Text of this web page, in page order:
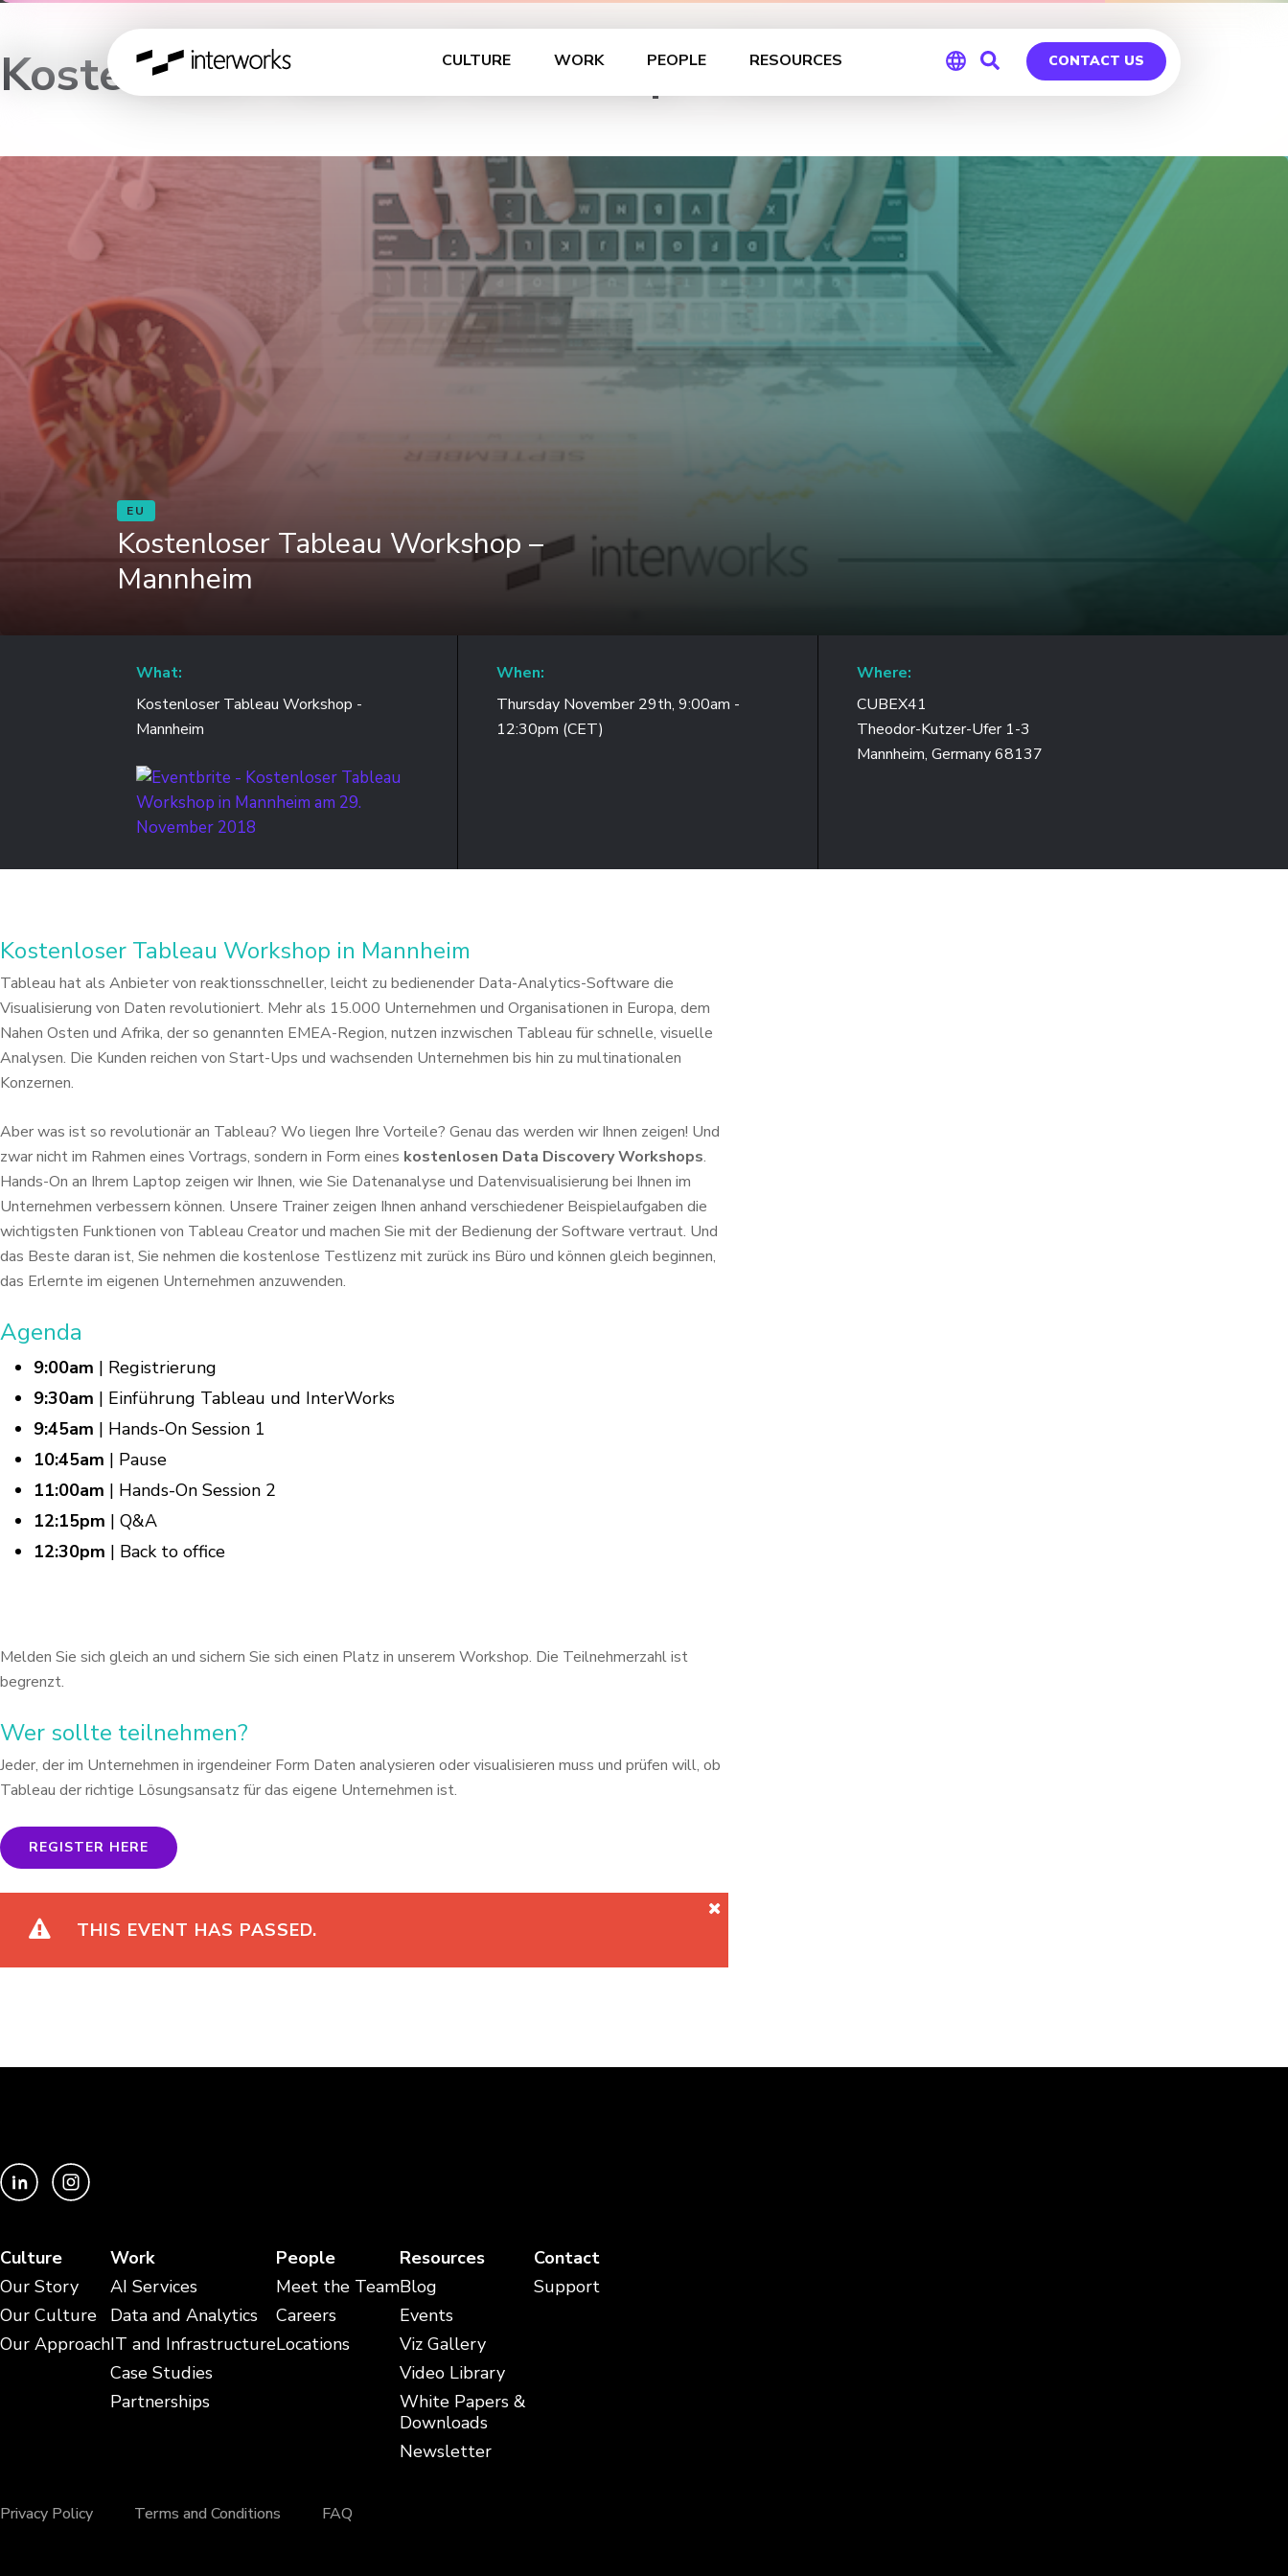
CULTURE WORK PEOPLE RESOURCES CONTACT US
Kostenloser Tableau Workshop – Mannheim
EU
Kostenloser Tableau Workshop –
Mannheim
What:
Kostenloser Tableau Workshop -
Mannheim
When:
Thursday November 29th, 9:00am -
12:30pm (CET)
Where:
CUBEX41
Theodor-Kutzer-Ufer 1-3
Mannheim, Germany 68137
Kostenloser Tableau Workshop in Mannheim
Tableau hat als Anbieter von reaktionsschneller, leicht zu bedienender Data-Analytics-Software die
Visualisierung von Daten revolutioniert. Mehr als 15.000 Unternehmen und Organisationen in Europa, dem
Nahen Osten und Afrika, der so genannten EMEA-Region, nutzen inzwischen Tableau für schnelle, visuelle
Analysen. Die Kunden reichen von Start-Ups und wachsenden Unternehmen bis hin zu multinationalen
Konzernen.
Aber was ist so revolutionär an Tableau? Wo liegen Ihre Vorteile? Genau das werden wir Ihnen zeigen! Und
zwar nicht im Rahmen eines Vortrags, sondern in Form eines kostenlosen Data Discovery Workshops.
Hands-On an Ihrem Laptop zeigen wir Ihnen, wie Sie Datenanalyse und Datenvisualisierung bei Ihnen im
Unternehmen verbessern können. Unsere Trainer zeigen Ihnen anhand verschiedener Beispielaufgaben die
wichtigsten Funktionen von Tableau Creatorund machen Sie mit der Bedienung der Software vertraut. Und
das Beste daran ist, Sie nehmen die kostenlose Testlizenz mit zurück ins Büro und können gleich beginnen,
das Erlernte im eigenen Unternehmen anzuwenden.
Agenda
9:00am | Registrierung
9:30am | Einführung Tableau und InterWorks
9:45am | Hands-On Session 1
10:45am | Pause
11:00am | Hands-On Session 2
12:15pm | Q&A
12:30pm | Back to office
Melden Sie sich gleich an und sichern Sie sich einen Platz in unserem Workshop. Die Teilnehmerzahl ist
begrenzt.
Wer sollte teilnehmen?
Jeder, der im Unternehmen in irgendeiner Form Daten analysieren odervisualisieren muss und prüfen will, ob
Tableau der richtige Lösungsansatz für das eigene Unternehmen ist.
REGISTER HERE
THIS EVENT HAS PASSED.
Culture
Our Story
Our Culture
Our Approach
Work
AI Services
Data and Analytics
IT and Infrastructure
Case Studies
Partnerships
People
Meet the Team
Careers
Locations
Resources
Blog
Events
Viz Gallery
Video Library
White Papers &
Downloads
Newsletter
Contact
Support
Privacy Policy Terms and Conditions FAQ